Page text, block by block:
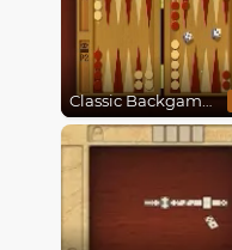
Classic Backgammon